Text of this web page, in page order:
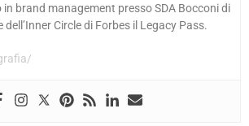
brand management presso SDA Bocconi di
Circle di Forbes il Legacy Pass.